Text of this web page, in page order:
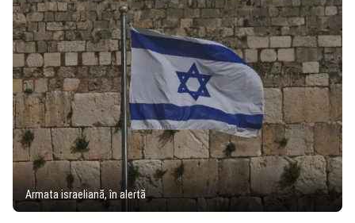
Armata israeliană, în alertă